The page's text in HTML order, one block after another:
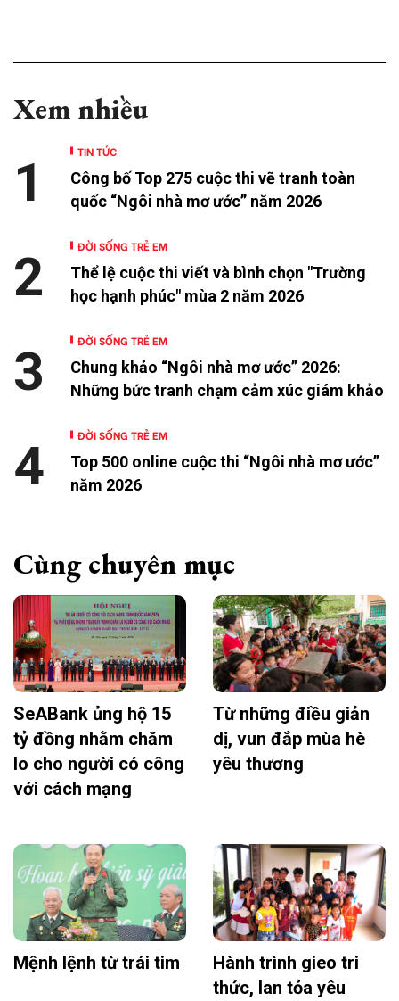
Xem nhiều
TIN TỨC
Công bố Top 275 cuộc thi vẽ tranh toàn
quốc “Ngôi nhà mơ ước” năm 2026
1
ĐỜI SỐNG TRẺ EM
Thể lệ cuộc thi viết và bình chọn "Trường
học hạnh phúc" mùa 2 năm 2026
2
ĐỜI SỐNG TRẺ EM
Chung khảo “Ngôi nhà mơ ước” 2026:
Những bức tranh chạm cảm xúc giám khảo
3
ĐỜI SỐNG TRẺ EM
Top 500 online cuộc thi “Ngôi nhà mơ ước”
năm 2026
4
Cùng chuyên mục
SeABank ủng hộ 15
tỷ đồng nhằm chăm
lo cho người có công
với cách mạng
Từ những điều giản
dị, vun đắp mùa hè
yêu thương
Mệnh lệnh từ trái tim
Hành trình gieo tri
thức, lan tỏa yêu